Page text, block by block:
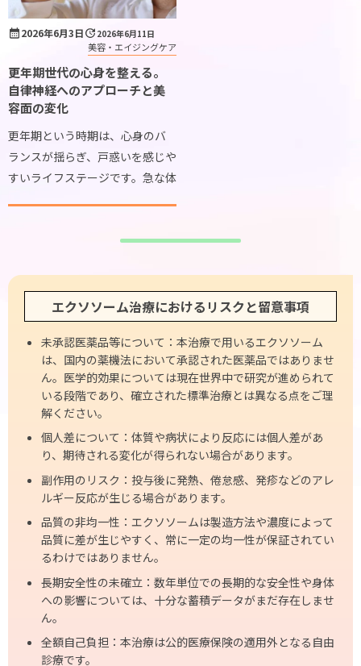
当院について
診察予約
プライバシーポリシー
お問い合わせ
2026年6月3日 2026年6月11日
美容・エイジングケア
更年期世代の心身を整える。
自律神経へのアプローチと美
容面の変化
更年期という時期は、心身のバ
ランスが揺らぎ、戸惑いを感じや
すいライフステージです。急な体
いくか悩む方も少なくありませ
やかな毎日のために、 […]
エクソソーム治療におけるリスクと留意事項
未承認医薬品等について：本治療で用いるエクソソーム
は、国内の薬機法において承認された医薬品ではありませ
ん。医学的効果については現在世界中で研究が進められて
いる段階であり、確立された標準治療とは異なる点をご理
解ください。
個人差について：体質や病状により反応には個人差があ
り、期待される変化が得られない場合があります。
副作用のリスク：投与後に発熱、倦怠感、発疹などのアレ
ルギー反応が生じる場合があります。
品質の非均一性：エクソソームは製造方法や濃度によって
品質に差が生じやすく、常に一定の均一性が保証されてい
るわけではありません。
長期安全性の未確立：数年単位での長期的な安全性や身体
への影響については、十分な蓄積データがまだ存在しませ
ん。
全額自己負担：本治療は公的医療保険の適用外となる自由
診療です。